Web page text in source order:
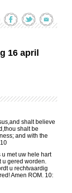
16 april
shalt believe
shalt be
and with the
u met uw hele hart
u gered worden.
u rechtvaardig
Amen ROM. 10: